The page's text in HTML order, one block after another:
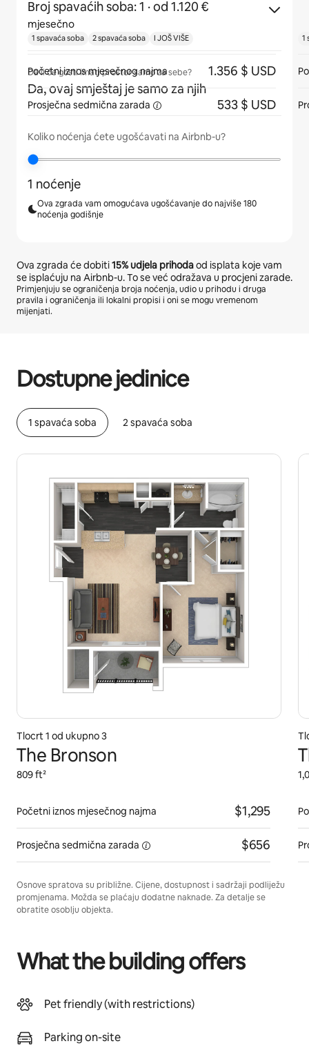
Broj spavaćih soba: 1 · od 1.120 €
mjesečno
Da li će gosti imati prostor samo za sebe?
Da, ovaj smještaj je samo za njih
Koliko noćenja ćete ugošćavati na Airbnb-u?
1 noćenje
Ova zgrada vam omogućava ugošćavanje do najviše 180
noćenja godišnje
Ova zgrada će dobiti15%udjela prihodaod isplata koje vam
se isplaćuju na Airbnb-u. To se već odražava u procjeni zarade.
Primjenjuju se ograničenja broja noćenja, udio u prihodu i druga
pravila i ograničenja ili lokalni propisi i oni se mogu vremenom
mijenjati.
Dostupne jedinice
1 spavaća soba 2 spavaća soba
Tlocrt 1 od ukupno 3
The Bronson
809 ft²
Početni iznos mjesečnog najma $1,295
Prosječna sedmična zarada $656
Osnove spratova su približne. Cijene, dostupnost i sadržaji podliježu
promjenama. Možda se plaćaju dodatne naknade. Za detalje se
obratite osoblju objekta.
What the building offers
Pet friendly (with restrictions)
Parking on-site
1 spavaća soba 2 spavaća soba I JOŠ VIŠE
Početni iznos mjesečnog najma 1.356 $ USD
Prosječna sedmična zarada 533 $ USD
1